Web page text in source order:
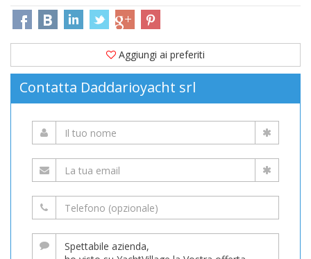
Aggiungi ai preferiti
Contatta Daddarioyacht srl